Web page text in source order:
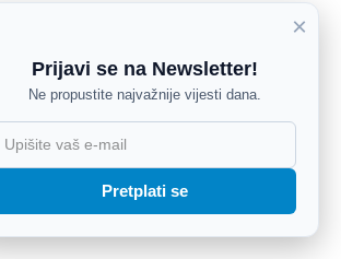
×
Prijavi se na Newsletter!
Ne propustite najvažnije vijesti dana.
Pretplati se